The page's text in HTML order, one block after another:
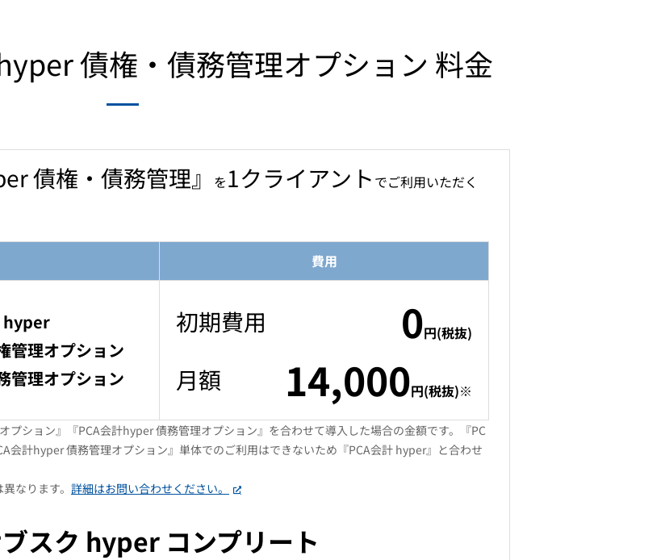
債権・債務管理オプション 料金
債権・債務管理』 を1クライアント でご利用いただく
費用
hyper
管理オプション
管理オプション
初期費用 0円(税抜)
月額 14,000円(税抜)※
ション』『PCA会計hyper 債務管理オプション』を合わせて導入した場合の金額です。『PC
会計hyper 債務管理オプション』単体でのご利用はできないため『PCA会計 hyper』と合わせ
なります。 詳細はお問い合わせください。
スク hyper コンプリート